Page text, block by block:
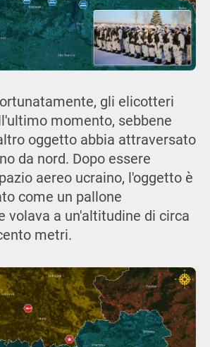
gli elicotteri
momento, sebbene
oggetto abbia attraversato
da nord. Dopo essere
aereo ucraino, l'oggetto è
come un pallone
volava a un'altitudine di circa
metri.